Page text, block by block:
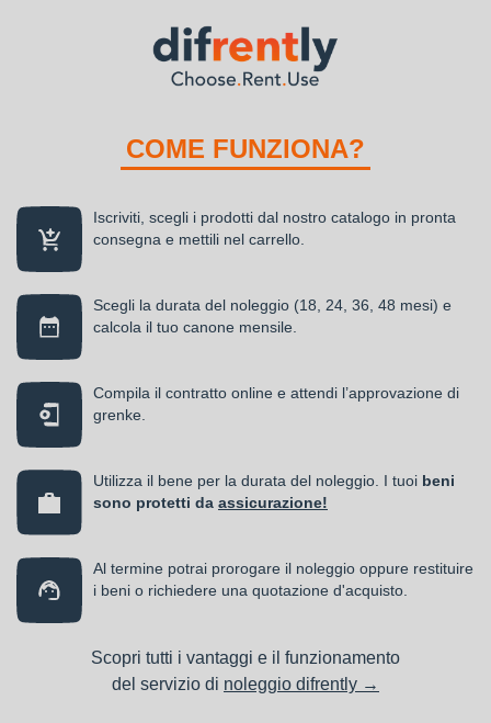
COME FUNZIONA?
Iscriviti, scegli i prodotti dal nostro catalogo in pronta
consegna e mettili nel carrello.
Scegli la durata del noleggio (18, 24, 36, 48 mesi) e
calcola il tuo canone mensile.
Compila il contratto online e attendi l’approvazione di
grenke.
Utilizza il bene per la durata del noleggio. I tuoi beni
sono protetti da assicurazione!
Al termine potrai prorogare il noleggio oppure restituire
i beni o richiedere una quotazione d'acquisto.
Scopri tutti i vantaggi e il funzionamento
del servizio di noleggio difrently →